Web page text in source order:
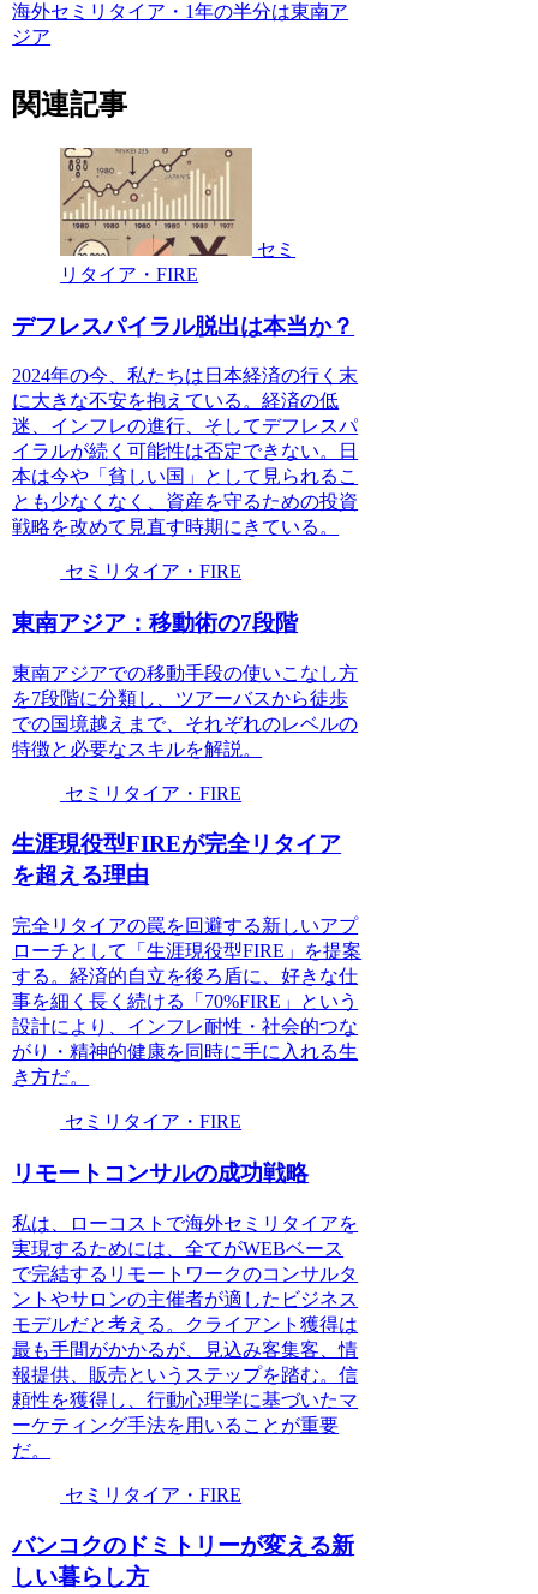
海外セミリタイア・1年の半分は東南ア
ジア
関連記事
セミ
リタイア・FIRE
デフレスパイラル脱出は本当か？
2024年の今、私たちは日本経済の行く末
に大きな不安を抱えている。経済の低
迷、インフレの進行、そしてデフレスパ
イラルが続く可能性は否定できない。日
本は今や「貧しい国」として見られるこ
とも少なくなく、資産を守るための投資
戦略を改めて見直す時期にきている。
セミリタイア・FIRE
東南アジア：移動術の7段階
東南アジアでの移動手段の使いこなし方
を7段階に分類し、ツアーバスから徒歩
での国境越えまで、それぞれのレベルの
特徴と必要なスキルを解説。
セミリタイア・FIRE
生涯現役型FIREが完全リタイア
を超える理由
完全リタイアの罠を回避する新しいアプ
ローチとして「生涯現役型FIRE」を提案
する。経済的自立を後ろ盾に、好きな仕
事を細く長く続ける「70%FIRE」という
設計により、インフレ耐性・社会的つな
がり・精神的健康を同時に手に入れる生
き方だ。
セミリタイア・FIRE
リモートコンサルの成功戦略
私は、ローコストで海外セミリタイアを
実現するためには、全てがWEBベース
で完結するリモートワークのコンサルタ
ントやサロンの主催者が適したビジネス
モデルだと考える。クライアント獲得は
最も手間がかかるが、見込み客集客、情
報提供、販売というステップを踏む。信
頼性を獲得し、行動心理学に基づいたマ
ーケティング手法を用いることが重要
だ。
セミリタイア・FIRE
バンコクのドミトリーが変える新
しい暮らし方